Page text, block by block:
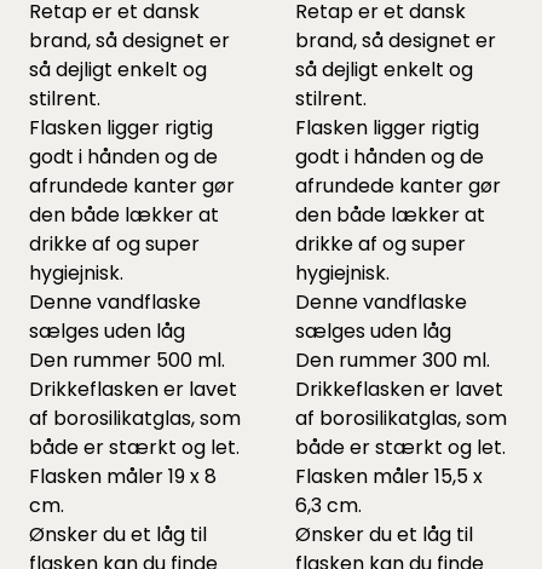
Retap er et dansk
brand, så designet er
så dejligt enkelt og
stilrent.
Flasken ligger rigtig
godt i hånden og de
afrundede kanter gør
den både lækker at
drikke af og super
hygiejnisk.
Denne vandflaske
sælges uden låg
Den rummer 500 ml.
Drikkeflasken er lavet
af borosilikatglas, som
både er stærkt og let.
Flasken måler 19 x 8
cm.
Ønsker du et låg til
flasken kan du finde
Retap er et dansk
brand, så designet er
så dejligt enkelt og
stilrent.
Flasken ligger rigtig
godt i hånden og de
afrundede kanter gør
den både lækker at
drikke af og super
hygiejnisk.
Denne vandflaske
sælges uden låg
Den rummer 300 ml.
Drikkeflasken er lavet
af borosilikatglas, som
både er stærkt og let.
Flasken måler 15,5 x
6,3 cm.
Ønsker du et låg til
flasken kan du finde